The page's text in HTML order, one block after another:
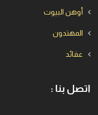
أوهن البيوت
المهتدون
عقائد
اتصل بنا :